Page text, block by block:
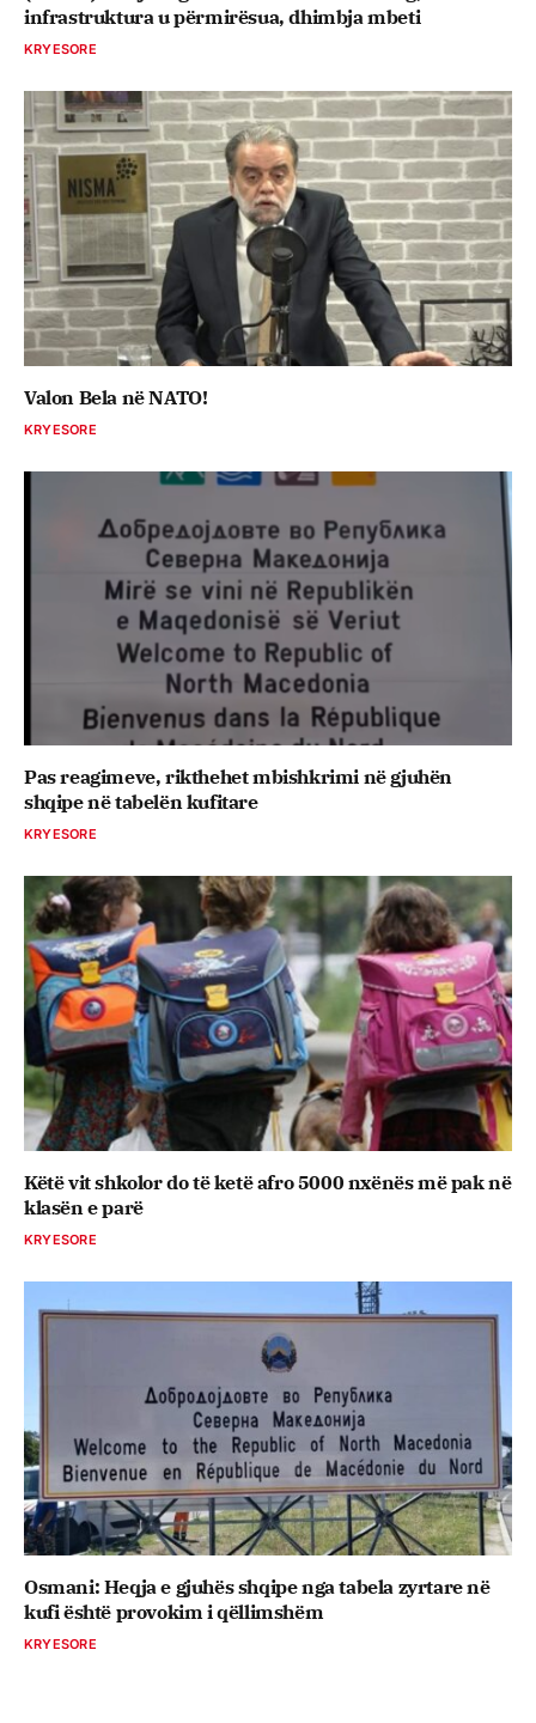
infrastruktura u përmirësua, dhimbja mbeti
KRYESORE
Valon Bela në NATO!
KRYESORE
Pas reagimeve, rikthehet mbishkrimi në gjuhën
shqipe në tabelën kufitare
KRYESORE
Këtë vit shkolor do të ketë afro 5000 nxënës më pak në
klasën e parë
KRYESORE
Osmani: Heqja e gjuhës shqipe nga tabela zyrtare në
kufi është provokim i qëllimshëm
KRYESORE